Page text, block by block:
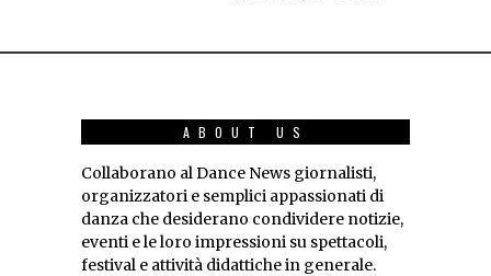
ABOUT US
Collaborano al Dance News giornalisti,
organizzatori e semplici appassionati di
danza che desiderano condividere notizie,
eventi e le loro impressioni su spettacoli,
festival e attività didattiche in generale.